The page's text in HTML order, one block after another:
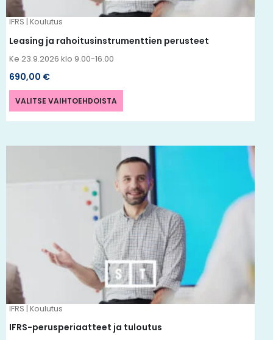
IFRS | Koulutus
Leasing ja rahoitusinstrumenttien perusteet
Ke 23.9.2026 klo 9.00-16.00
690,00 €
VALITSE VAIHTOEHDOISTA
tuotteen
IFRS | Koulutus
IFRS-perusperiaatteet ja tuloutus
Tällä
tuotteella
on
useampi
muunnelma.
Voit
tehdä
valinnat
tuotteen